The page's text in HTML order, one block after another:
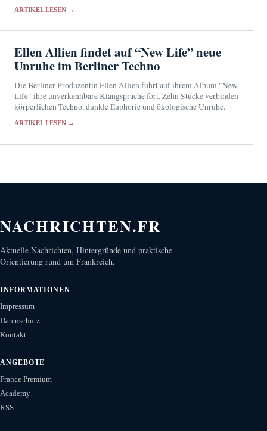
ARTIKEL LESEN →
Ellen Allien findet auf “New Life” neue
Unruhe im Berliner Techno
Die Berliner Produzentin Ellen Allien führt auf ihrem Album "New
Life" ihre unverkennbare Klangsprache fort. Zehn Stücke verbinden
körperlichen Techno, dunkle Euphorie und ökologische Unruhe.
ARTIKEL LESEN →
NACHRICHTEN.FR
Aktuelle Nachrichten, Hintergründe und praktische
Orientierung rund um Frankreich.
INFORMATIONEN
Impressum
Datenschutz
Kontakt
ANGEBOTE
France Premium
Academy
RSS